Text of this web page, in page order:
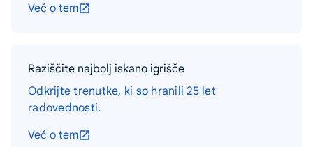
Več o tem
Raziščite najbolj iskano igrišče
Odkrijte trenutke, ki so hranili 25 let
radovednosti.
Več o tem